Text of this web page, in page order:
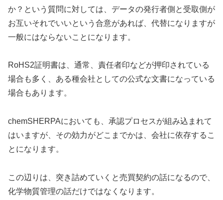
か？という質問に対しては、データの発行者側と受取側が
お互いそれでいいという合意があれば、代替になりますが
一般にはならないことになります。
RoHS2証明書は、通常、責任者印などが押印されている
場合も多く、ある種会社としての公式な文書になっている
場合もあります。
chemSHERPAにおいても、承認プロセスが組み込まれて
はいますが、その効力がどこまでかは、会社に依存するこ
とになります。
この辺りは、突き詰めていくと売買契約の話になるので、
化学物質管理の話だけではなくなります。